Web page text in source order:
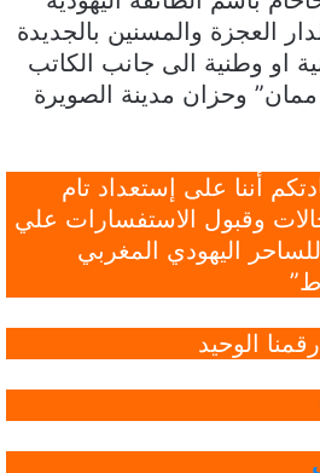
العجزة والمسنين بالجديدة
او وطنية الى جانب الكاتب
ممان” وحزان مدينة الصويرة
أننا على إستعداد تام
وقبول الاستفسارات علي
اليهودي المغربي
الوحيد